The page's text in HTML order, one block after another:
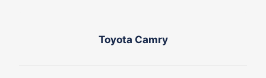
Toyota Camry